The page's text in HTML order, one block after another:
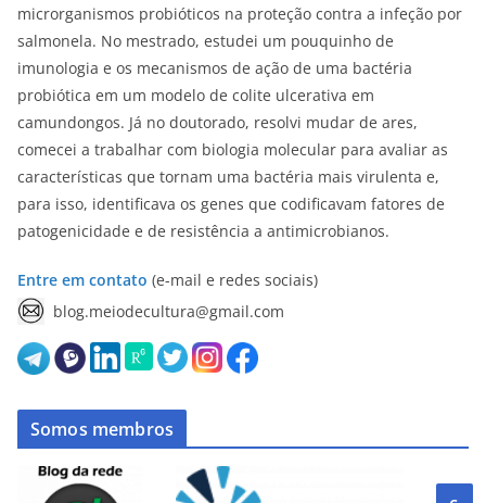
microrganismos probióticos na proteção contra a infeção por
salmonela. No mestrado, estudei um pouquinho de
imunologia e os mecanismos de ação de uma bactéria
probiótica em um modelo de colite ulcerativa em
camundongos. Já no doutorado, resolvi mudar de ares,
comecei a trabalhar com biologia molecular para avaliar as
características que tornam uma bactéria mais virulenta e,
para isso, identificava os genes que codificavam fatores de
patogenicidade e de resistência a antimicrobianos.
Entre em contato (e-mail e redes sociais)
blog.meiodecultura@gmail.com
Somos membros